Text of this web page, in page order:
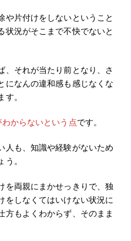
や片付けをしないということ
状況がそこまで不快でないと
、それが当たり前となり、さ
になんの違和感も感じなくな
。
からないという点です。
人も、知識や経験がないため
。
を両親にまかせっきりで、独
をしなくてはいけない状況に
方もよくわからず、そのまま